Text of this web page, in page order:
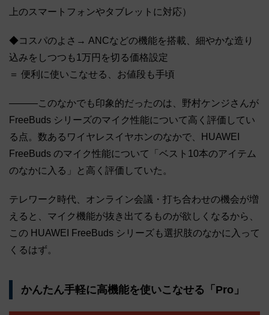
上のスマートフォンやタブレットに対応）
◆コスパのよさ→ ANCなどの機能を搭載、細やかな造り
込みをしつつも1万円を切る価格設定
＝ 便利に使いこなせる、お値段も手頃
―――このなかでも印象的だったのは、野村ケンジさんが
FreeBuds シリーズのマイク性能について高く評価してい
る点。数あるワイヤレスイヤホンのなかで、HUAWEI
FreeBuds のマイク性能について「ベスト10本のアイテム
のなかに入る」と高く評価していた。
テレワーク時代、オンライン会議・打ち合わせの機会が増
えると、マイク機能が抜き出てるものが欲しくなるから、
この HUAWEI FreeBuds シリーズも選択肢のなかに入って
くるはず。
かんたん手軽に高機能を使いこなせる「Pro」